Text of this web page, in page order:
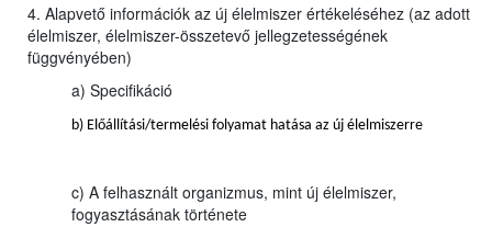
4. Alapvető információk az új élelmiszer értékeléséhez (az adott
élelmiszer, élelmiszer-összetevő jellegzetességének
függvényében)
a) Specifikáció
b) Előállítási/termelési folyamat hatása az új élelmiszerre
c) A felhasznált organizmus, mint új élelmiszer,
fogyasztásának története